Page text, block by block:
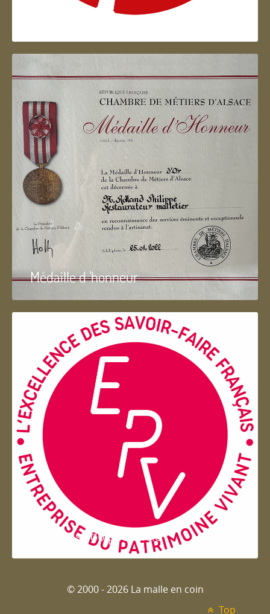
Artisan d'Alsace
Médaille d 'honneur
Entreprise du patrimoie
© 2000 - 2026 La malle en coin
Top